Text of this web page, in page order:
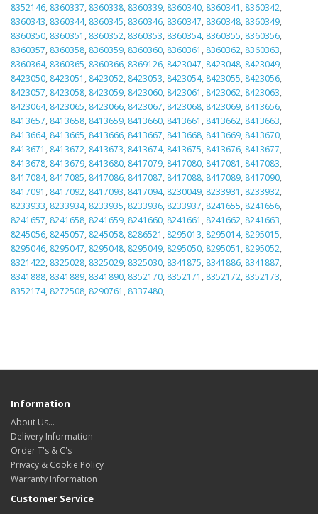
8352146, 8360337, 8360338, 8360339, 8360340, 8360341 , 8360342,
8360343, 8360344, 8360345, 8360346, 8360347, 8360348, 8360349,
8360350, 8360351 , 8360352, 8360353, 8360354, 8360355, 8360356,
8360357, 8360358, 8360359, 8360360, 8360361 , 8360362, 8360363,
8360364, 8360365, 8360366, 8369126, 8423047, 8423048, 8423049,
8423050, 8423051 , 8423052, 8423053, 8423054, 8423055, 8423056,
8423057, 8423058, 8423059, 8423060, 8423061 , 8423062, 8423063,
8423064, 8423065, 8423066, 8423067, 8423068, 8423069, 8413656,
8413657, 8413658, 8413659, 8413660, 8413661 , 8413662, 8413663,
8413664, 8413665, 8413666, 8413667, 8413668, 8413669, 8413670,
8413671 , 8413672, 8413673, 8413674, 8413675, 8413676, 8413677,
8413678, 8413679, 8413680, 8417079, 8417080, 8417081 , 8417083,
8417084, 8417085, 8417086, 8417087, 8417088, 8417089, 8417090,
8417091 , 8417092, 8417093, 8417094, 8230049, 8233931 , 8233932,
8233933, 8233934, 8233935, 8233936, 8233937, 8241655, 8241656,
8241657, 8241658, 8241659, 8241660, 8241661 , 8241662, 8241663,
8245056, 8245057, 8245058, 8286521 , 8295013, 8295014, 8295015,
8295046, 8295047, 8295048, 8295049, 8295050, 8295051 , 8295052,
8321422, 8325028, 8325029, 8325030, 8341875, 8341886, 8341887,
8341888, 8341889, 8341890, 8352170, 8352171 , 8352172, 8352173,
8352174, 8272508, 8290761 , 8337480,
Information
About Us…
Delivery Information
Order T's & C's
Privacy & Cookie Policy
Warranty Information
Customer Service